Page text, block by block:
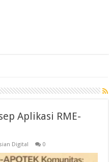
Aplikasi RME-
Digital 0